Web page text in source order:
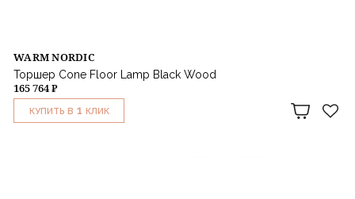
WARM NORDIC
Торшер Cone Floor Lamp Black Wood
165 764 ₽
КУПИТЬ В 1 КЛИК